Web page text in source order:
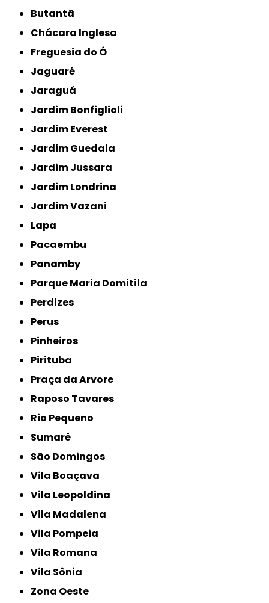
Butantã
Chácara Inglesa
Freguesia do Ó
Jaguaré
Jaraguá
Jardim Bonfiglioli
Jardim Everest
Jardim Guedala
Jardim Jussara
Jardim Londrina
Jardim Vazani
Lapa
Pacaembu
Panamby
Parque Maria Domitila
Perdizes
Perus
Pinheiros
Pirituba
Praça da Arvore
Raposo Tavares
Rio Pequeno
Sumaré
São Domingos
Vila Boaçava
Vila Leopoldina
Vila Madalena
Vila Pompeia
Vila Romana
Vila Sônia
Zona Oeste